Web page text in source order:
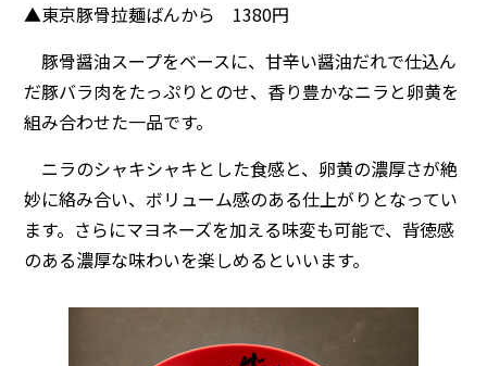
▲東京豚骨拉麺ばんから 1380円
豚骨醤油スープをベースに、甘辛い醤油だれで仕込ん
だ豚バラ肉をたっぷりとのせ、香り豊かなニラと卵黄を
組み合わせた一品です。
ニラのシャキシャキとした食感と、卵黄の濃厚さが絶
妙に絡み合い、ボリューム感のある仕上がりとなってい
ます。さらにマヨネーズを加える味変も可能で、背徳感
のある濃厚な味わいを楽しめるといいます。